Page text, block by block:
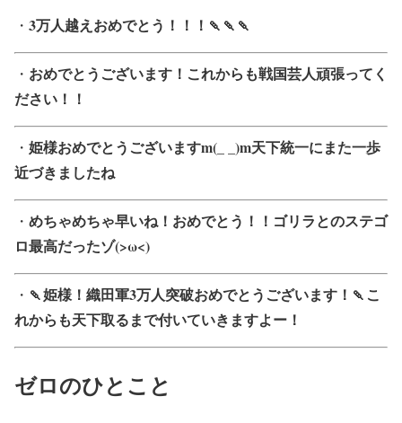
・ 3万人越えおめでとう！！！🍡🍡🍡
・ おめでとうございます！これからも戦国芸人頑張ってく
ださい！！
・ 姫様おめでとうございますm(_ _)m天下統一にまた一歩
近づきましたね
・ めちゃめちゃ早いね！おめでとう！！ゴリラとのステゴ
ロ最高だったゾ(>ω<)
・ 🍡姫様！織田軍3万人突破おめでとうございます！🍡こ
れからも天下取るまで付いていきますよー！
ゼロのひとこと